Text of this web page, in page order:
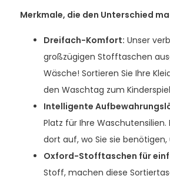
Merkmale, die den Unterschied
Dreifach-Komfort: Unser
großzügigen Stofftaschen
Wäsche! Sortieren Sie Ihre
den Waschtag zum
Intelligente
Platz für Ihre
dort auf, wo Sie sie
Oxford-Stofftaschen für
Stoff, machen diese